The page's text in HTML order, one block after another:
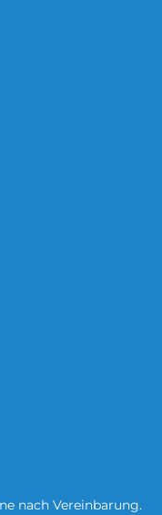
nach Vereinbarung.